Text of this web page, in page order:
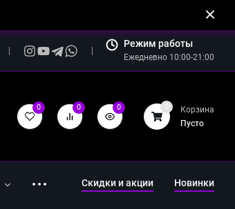
Режим работы
Ежедневно 10:00-21:00
0 0 0 0
Корзина
Пусто
Скидки и акции Новинки